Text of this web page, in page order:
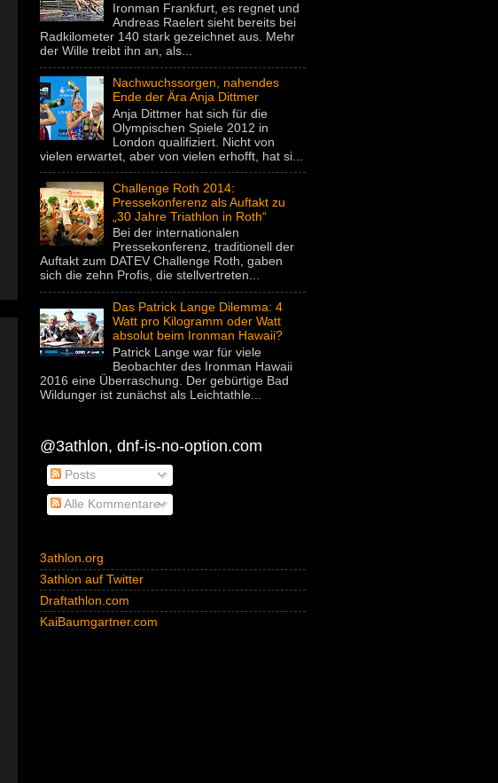
Ironman Frankfurt, es regnet und
Andreas Raelert sieht bereits bei
Radkilometer 140 stark gezeichnet aus. Mehr
der Wille treibt ihn an, als...
Nachwuchssorgen, nahendes
Ende der Ära Anja Dittmer
Anja Dittmer hat sich für die
Olympischen Spiele 2012 in
London qualifiziert. Nicht von
vielen erwartet, aber von vielen erhofft, hat si...
Challenge Roth 2014:
Pressekonferenz als Auftakt zu
„30 Jahre Triathlon in Roth“
Bei der internationalen
Pressekonferenz, traditionell der
Auftakt zum DATEV Challenge Roth, gaben
sich die zehn Profis, die stellvertreten...
Das Patrick Lange Dilemma: 4
Watt pro Kilogramm oder Watt
absolut beim Ironman Hawaii?
Patrick Lange war für viele
Beobachter des Ironman Hawaii
2016 eine Überraschung. Der gebürtige Bad
Wildunger ist zunächst als Leichtathle...
@3athlon, dnf-is-no-option.com
Posts
Alle Kommentare
3athlon.org
3athlon auf Twitter
Draftathlon.com
KaiBaumgartner.com